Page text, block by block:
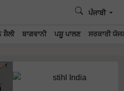
ਸ਼ੈਲੀ ਬਾਗਵਾਨੀ ਪਸ਼ੂ ਪਾਲਣ ਸਰਕਾਰੀ
ਪੰਜਾਬੀ